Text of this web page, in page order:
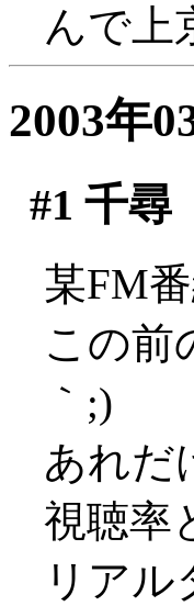
んで上
2003年
#1 千尋
某FM
この前
｀;)
あれだ
視聴率
リア